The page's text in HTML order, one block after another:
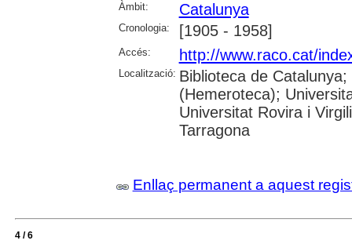
Àmbit: Catalunya
Cronologia: [1905 - 1958]
Accés: http://www.raco.cat/
Localització: Biblioteca de
(Hemeroteca);
Universitat Rovira i
Tarragona
Enllaç permanent a aquest
4 / 6